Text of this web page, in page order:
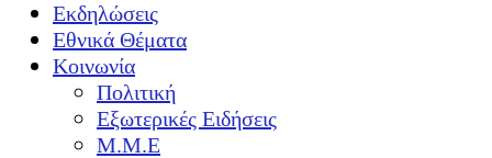
Εκδηλώσεις
Εθνικά Θέματα
Κοινωνία
Πολιτική
Εξωτερικές Ειδήσεις
Μ.Μ.Ε